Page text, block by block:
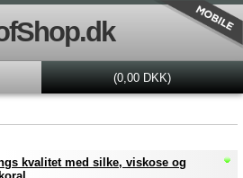
(0,00 DKK)
kvalitet med silke, viskose og